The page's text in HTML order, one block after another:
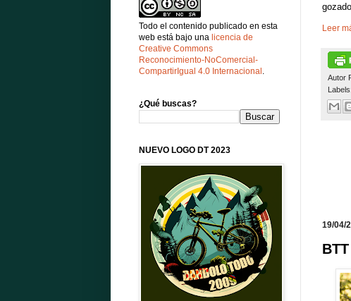
Leer
Autor
Labels:
19/04/
Todo el contenido publicado en esta
web está bajo una licencia de
Creative Commons
Reconocimiento-NoComercial-
CompartirIgual 4.0 Internacional .
¿Qué buscas?
NUEVO LOGO DT 2023